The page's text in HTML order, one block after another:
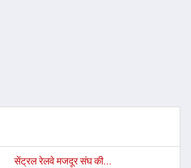
सेंट्रल रेलवे मजदूर संघ की...